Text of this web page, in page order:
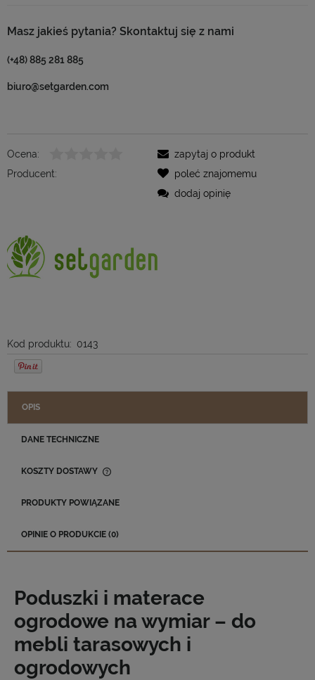
Masz jakieś pytania? Skontaktuj się z nami
(+48) 885 281 885
biuro@setgarden.com
Ocena:
Producent:
Kod produktu: 0143
zapytaj o produkt
poleć znajomemu
dodaj opinię
OPIS
DANE TECHNICZNE
KOSZTY DOSTAWY
PRODUKTY POWIĄZANE
OPINIE O PRODUKCIE (0)
Poduszki i materace
ogrodowe na wymiar – do
mebli tarasowych i
ogrodowych